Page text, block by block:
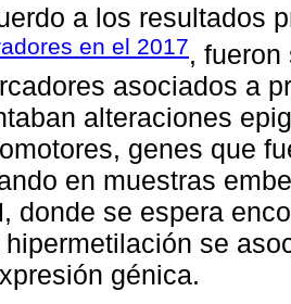
a los resultados
en el 2017,
asociados a
alteraciones
genes que
en muestras
donde se espera
hipermetilación se
génica.